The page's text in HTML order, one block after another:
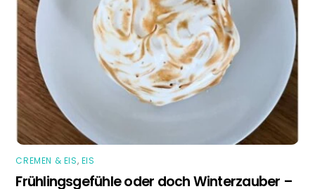
CREMEN & EIS, EIS
Frühlingsgefühle oder doch Winterzauber –